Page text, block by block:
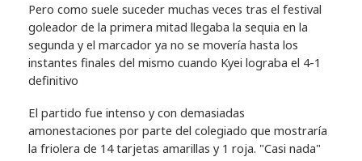
Pero como suele suceder muchas veces tras el festival
goleador de la primera mitad llegaba la sequia en la
segunda y el marcador ya no se movería hasta los
instantes finales del mismo cuando Kyei lograba el 4-1
definitivo
El partido fue intenso y con demasiadas
amonestaciones por parte del colegiado que mostraría
la friolera de 14 tarjetas amarillas y 1 roja. "Casi nada"